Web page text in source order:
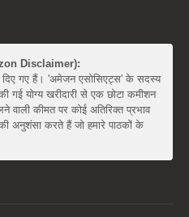
Disclaimer):
दिए गए हैं। 'अमेजन एसोसिएट्स' के सदस्य
योग्य खरीदारी से एक छोटा कमीशन
कीमत पर कोई अतिरिक्त प्रभाव
अनुशंसा करते हैं जो हमारे पाठकों के